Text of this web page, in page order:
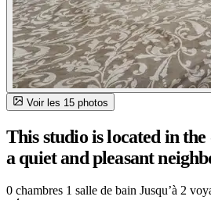
Voir les 15 photos
This studio is located in
a quiet and pleasant
0 chambres 1 salle de bain Jusqu’à 2